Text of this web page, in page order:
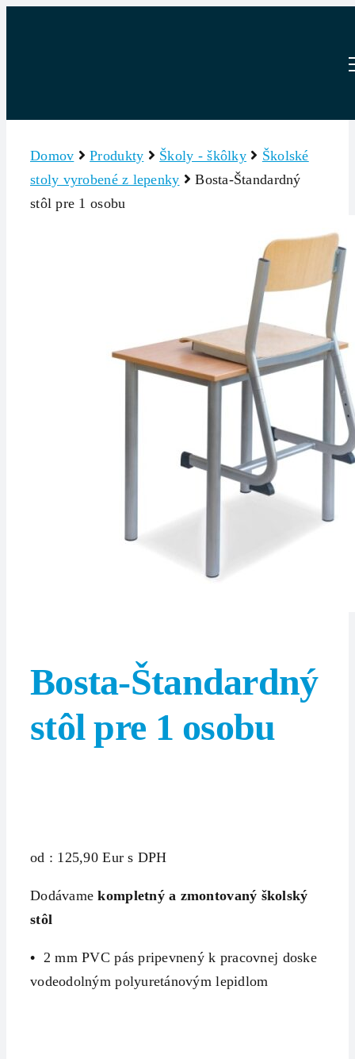
Domov Produkty Školy - škôlky
Školské
stoly vyrobené z lepenky
Bosta-Štandardný
stôl pre 1 osobu
Bosta-Štandardný
stôl pre 1 osobu
od : 125,90 Eur s DPH
Dodávamekompletný a zmontovaný školský
stôl
• 2 mm PVC pás pripevnený k pracovnej doske
vodeodolným polyuretánovým lepidlom